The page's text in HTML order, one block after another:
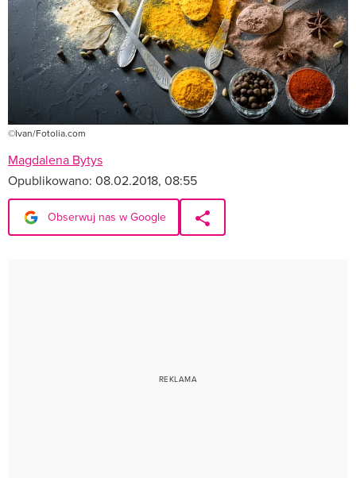
©Ivan/Fotolia.com
Magdalena Bytys
Opublikowano: 08.02.2018, 08:55
Obserwuj nas w Google